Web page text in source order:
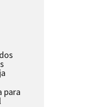
para